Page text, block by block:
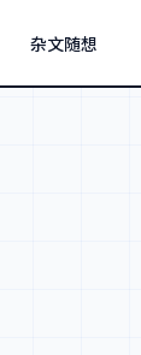
杂文随想